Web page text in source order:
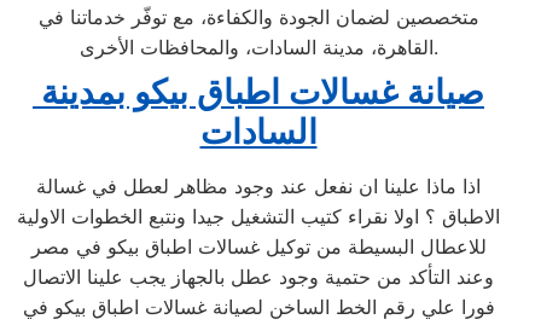
متخصصين لضمان الجودة والكفاءة، مع توفّر خدماتنا في
القاهرة، مدينة السادات، والمحافظات الأخرى.
السادات
اذا ماذا علينا ان نفعل عند وجود مظاهر لعطل في غسالة
الاطباق ؟ اولا نقراء كتيب التشغيل جيدا ونتبع الخطوات الاولية
للاعطال البسيطة من توكيل غسالات اطباق بيكو في مصر
وعند التأكد من حتمية وجود عطل بالجهاز يجب علينا الاتصال
فورا علي رقم الخط الساخن لصيانة غسالات اطباق بيكو في